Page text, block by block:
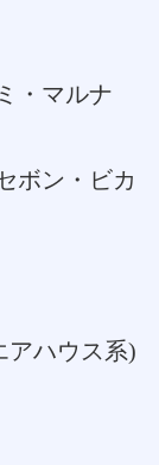
・マルナ
ボン・ビカ
アハウス系)